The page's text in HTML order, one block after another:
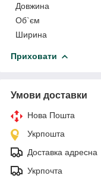
Довжина
Об`єм
Ширина
Приховати
Умови доставки
Нова Пошта
Укрпошта
Доставка адресна
Укрпочта